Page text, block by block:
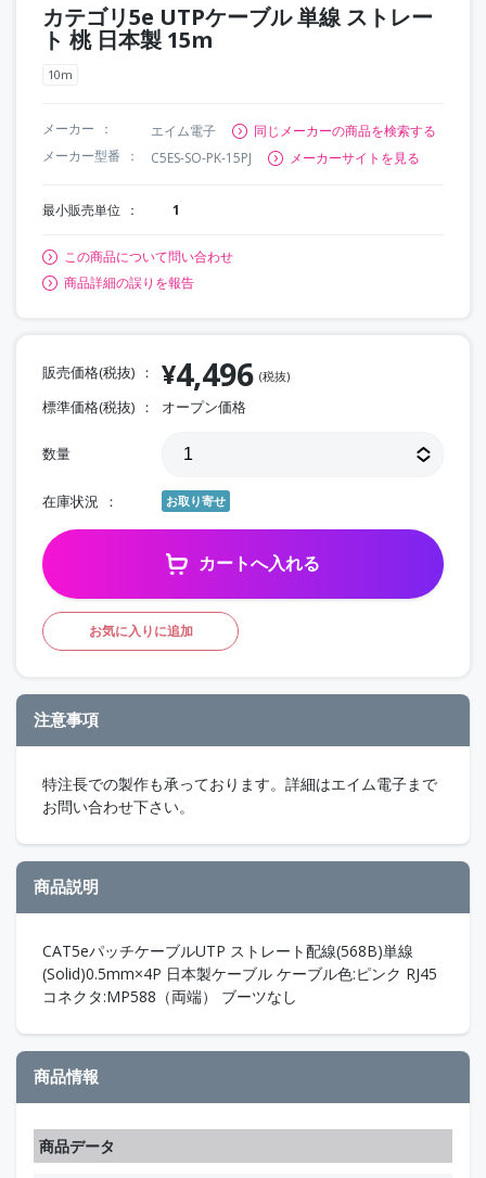
カテゴリ5e UTPケーブル 単線 ストレー
ト 桃 日本製 15m
10m
メーカー エイム電子
同じメーカーの商品を検索する
メーカー型番
C5ES-SO-PK-15PJ メーカーサイトを見る
最小販売単位 1
この商品について問い合わせ
商品詳細の誤りを報告
販売価格(税抜) ¥4,496 (税抜)
標準価格(税抜) オープン価格
数量
在庫状況 お取り寄せ
カートへ入れる
お気に入りに追加
注意事項
特注長での製作も承っております。詳細はエイム電子まで
お問い合わせ下さい。
商品説明
CAT5eパッチケーブルUTP ストレート配線(568B)単線
(Solid)0.5mm×4P 日本製ケーブル ケーブル色:ピンク RJ45
コネクタ:MP588（両端） ブーツなし
商品情報
商品データ